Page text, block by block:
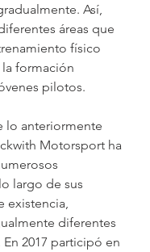
Así,
áreas que
físico
formación
pilotos.
lo anteriormente
Motorsport ha
largo de sus
existencia,
diferentes
2017 participó en